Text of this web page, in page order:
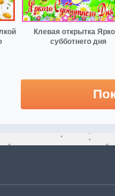
Клевая открытка
субботнего дня